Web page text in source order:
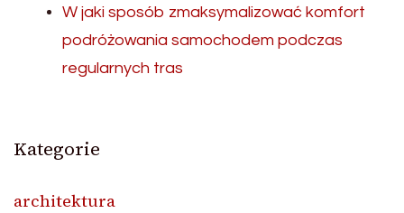
W jaki sposób zmaksymalizować komfort
podróżowania samochodem podczas
regularnych tras
Kategorie
architektura